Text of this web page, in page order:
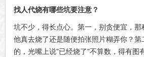
找人代烧有哪些坑要注意？
坑不少，得长点心。第一，别贪便宜，
他真去烧了还是随便拍张照片糊弄你？
的，光嘴上说"已经烧了"不算数，得有图